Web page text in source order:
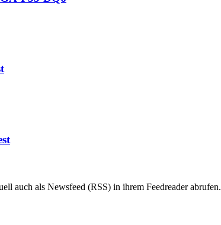
auch als Newsfeed (RSS) in ihrem Feedreader abrufen.